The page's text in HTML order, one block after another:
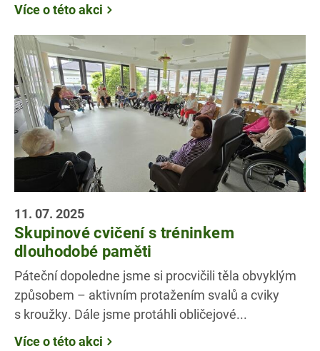
Více o této akci
11. 07. 2025
Skupinové cvičení s tréninkem
dlouhodobé paměti
Páteční dopoledne jsme si procvičili těla obvyklým
způsobem – aktivním protažením svalů a cviky
s kroužky. Dále jsme protáhli obličejové...
Více o této akci